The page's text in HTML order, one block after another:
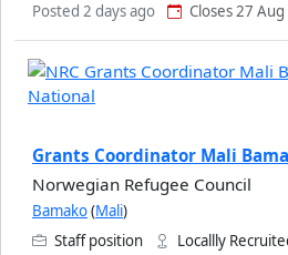
Posted 2 days ago
Closes 27
Grants Coordinator Mali
Norwegian Refugee Council
Bamako(Mali)
Staff position
Locallly